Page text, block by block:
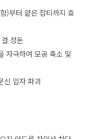
)부터 얕은 잡티까지 효
정돈
자극하여 모공 축소 및
신 입자 파괴